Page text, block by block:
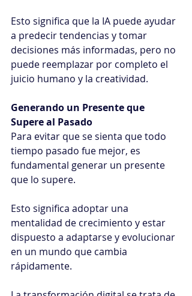
Esto significa que la IA puede ayudar
a predecir tendencias y tomar
decisiones más informadas, pero no
puede reemplazar por completo el
juicio humano y la creatividad.
Generando un Presente que
Supere al Pasado
Para evitar que se sienta que todo
tiempo pasado fue mejor, es
fundamental generar un presente
que lo supere.
Esto significa adoptar una
mentalidad de crecimiento y estar
dispuesto a adaptarse y evolucionar
en un mundo que cambia
rápidamente.